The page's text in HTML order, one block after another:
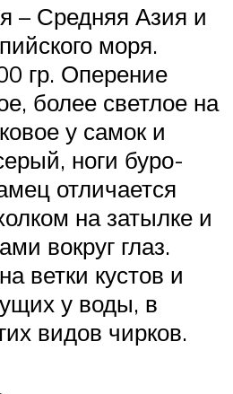
– Средняя Азия и
моря.
гр. Оперение
более светлое на
у самок и
ноги буро-
отличается
на затылке и
вокруг глаз.
ветки кустов и
у воды, в
видов чирков.